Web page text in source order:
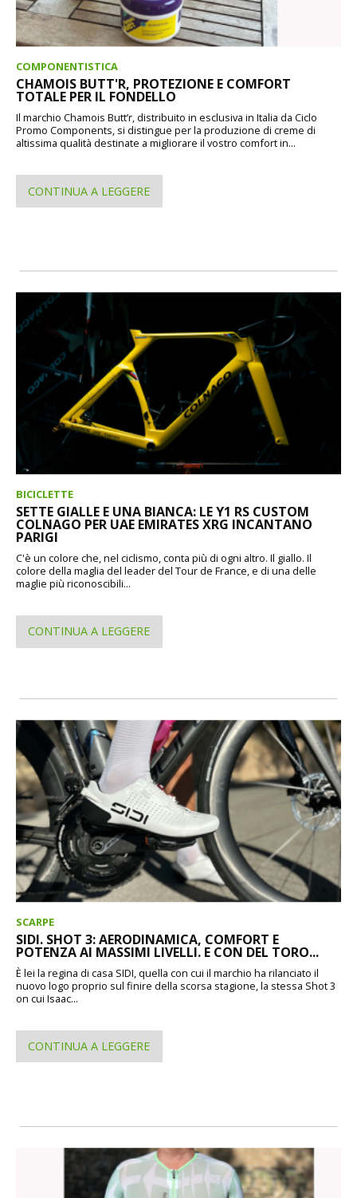
COMPONENTISTICA
CHAMOIS BUTT'R, PROTEZIONE E COMFORT
TOTALE PER IL FONDELLO
Il marchio Chamois Butt’r, distribuito in esclusiva in Italia da Ciclo
Promo Components, si distingue per la produzione di creme di
altissima qualità destinate a migliorare il vostro comfort in...
CONTINUA A LEGGERE
BICICLETTE
SETTE GIALLE E UNA BIANCA: LE Y1 RS CUSTOM
COLNAGO PER UAE EMIRATES XRG INCANTANO
PARIGI
C'è un colore che, nel ciclismo, conta più di ogni altro. Il giallo. Il
colore della maglia del leader del Tour de France, e di una delle
maglie più riconoscibili...
CONTINUA A LEGGERE
SCARPE
SIDI. SHOT 3: AERODINAMICA, COMFORT E
POTENZA AI MASSIMI LIVELLI. E CON DEL TORO...
È lei la regina di casa SIDI, quella con cui il marchio ha rilanciato il
nuovo logo proprio sul finire della scorsa stagione, la stessa Shot 3
on cui Isaac...
CONTINUA A LEGGERE